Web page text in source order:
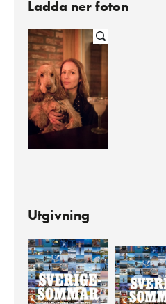
Ladda ner foton
Utgivning